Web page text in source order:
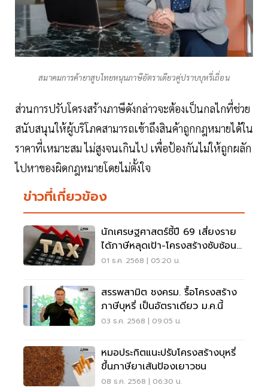
สมาคมการค้ายาสูบไทยหนุนภาษีอัตราเดียวคู่ปราบบุหรี่เถื่อน
ส่วนการปรับโครงสร้างภาษีดังกล่าวจะต้องเป็นกลไกที่ช่วย
สนับสนุนให้ผู้บริโภคสามารถเข้าถึงสินค้าถูกกฎหมายได้ใน
ราคาที่เหมาะสม ไม่สูงจนเกินไป เพื่อป้องกันไม่ให้ถูกผลัก
ไปหาของผิดกฎหมายโดยไม่ตั้งใจ
ข่าวที่เกี่ยวข้อง
นักเศรษฐศาสตร์ชี้ปี 69 เสี่ยงราย
ได้ภาษีหลุดเป้า-โครงสร้างซับซ้อน
รายได้รั่วไหล
01 ธ.ค. 2568 | 05:20 น.
สรรพสามิต ชงครม. รื้อโครงสร้าง
ภาษีบุหรี่ เป็นอัตราเดียว ม.ค.นี้
03 ธ.ค. 2568 | 09:05 น.
หมอประกิตแนะปรับโครงสร้างบุหรี่
ขึ้นภาษียาเส้นป้องเยาวชน
08 ธ.ค. 2568 | 06:30 น.